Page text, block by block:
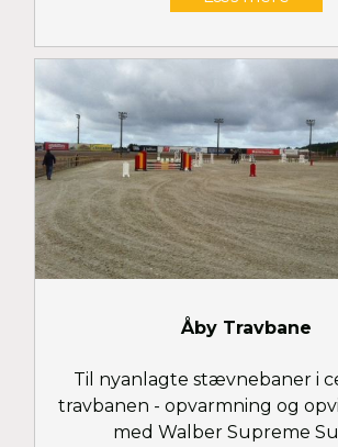
Åby Travbane
Til nyanlagte stævnebaner i
travbanen - opvarmning og
med Walber Supreme